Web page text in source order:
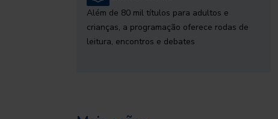
Além de 80 mil títulos para adultos e
crianças, a programação oferece rodas de
leitura, encontros e debates